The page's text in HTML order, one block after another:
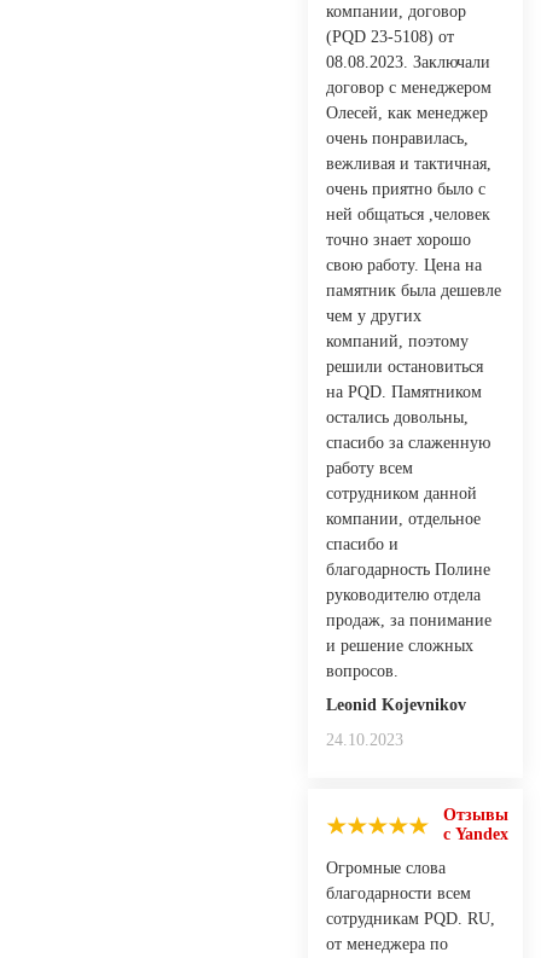
компании, договор
(PQD 23-5108) от
08.08.2023. Заключали
договор с менеджером
Олесей, как менеджер
очень понравилась,
вежливая и тактичная,
очень приятно было с
ней общаться ,человек
точно знает хорошо
свою работу. Цена на
памятник была дешевле
чем у других
компаний, поэтому
решили остановиться
на PQD. Памятником
остались довольны,
спасибо за слаженную
работу всем
сотрудником данной
компании, отдельное
спасибо и
благодарность Полине
руководителю отдела
продаж, за понимание
и решение сложных
вопросов.
Leonid Kojevnikov
24.10.2023
Отзывы
с Yandex
Огромные слова
благодарности всем
сотрудникам PQD. RU,
от менеджера по